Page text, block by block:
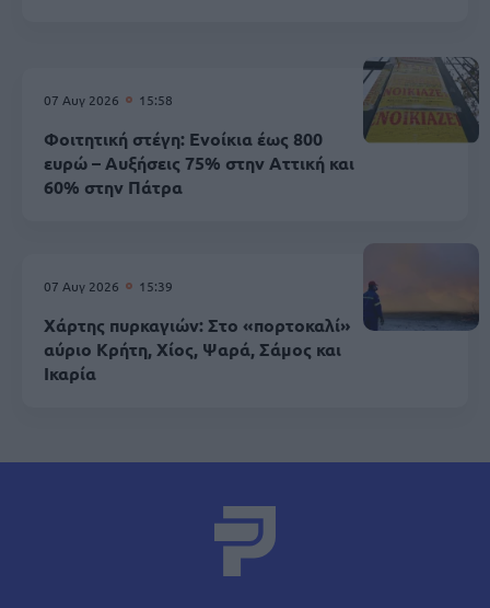
07 Αυγ 2026 15:58
Φοιτητική στέγη: Ενοίκια έως 800
ευρώ – Αυξήσεις 75% στην Αττική και
60% στην Πάτρα
07 Αυγ 2026 15:39
Χάρτης πυρκαγιών: Στο «πορτοκαλί»
αύριο Κρήτη, Χίος, Ψαρά, Σάμος και
Ικαρία